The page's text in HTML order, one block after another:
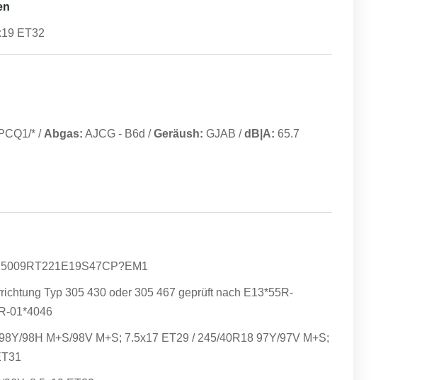
ET32
* / Abgas: AJCG - B6d /Geräush: GJAB /dB|A: 65.7
Typ 305 430 oder 305 467 geprüft nach E13*55R-
01*4046
98H M+S/98V M+S; 7.5x17 ET29 / 245/40R18 97Y/97V M+S;